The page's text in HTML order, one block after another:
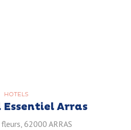
HOTELS
Arras
62000 ARRAS